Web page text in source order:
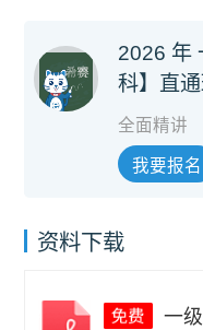
2026
科】直
全面精讲
我要报名
资料下载
一级建造师公路工程管理与实务